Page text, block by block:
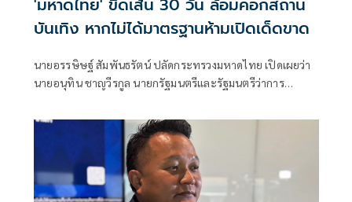
'มหาดไทย' ขีดเส้น 30 วัน ล้อมคอกสถาน
บันเทิง หากไม่ได้มาตรฐานห้ามเปิดเด็ดขาด
นายอรรษิษฐ์ สัมพันธรัตน์ ปลัดกระทรวงมหาดไทย เปิดเผยว่า
นายอนุทิน ชาญวีรกูล นายกรัฐมนตรีและรัฐมนตรีว่าการ
14 ก.ค. 69 มอบหมายให้กระทรวงมหาดไทยเป็นหน่วยงานหลัก
ร่วมกับกรุงเทพมหานคร